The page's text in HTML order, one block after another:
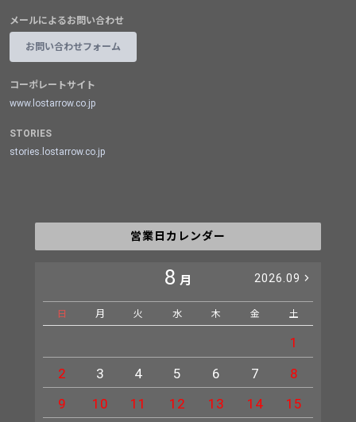
メールによるお問い合わせ
お問い合わせフォーム
コーポレートサイト
www.lostarrow.co.jp
STORIES
stories.lostarrow.co.jp
営業日カレンダー
8 月 2026.09
日 月 火 水 木 金 土
1
2
3 4 5 6 7
8
9
10 11 12 13 14
15